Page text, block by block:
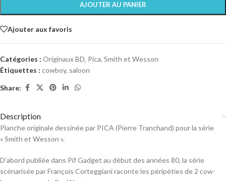
AJOUTER AU PANIER
Ajouter aux favoris
Catégories : Originaux BD, Pica, Smith et Wesson
Étiquettes : cowboy, saloon
Share:
Description
Planche originale dessinée par PICA (Pierre Tranchand) pour la série
« Smith et Wesson ».
D’abord publiée dans Pif Gadget au début des années 80, la série
scénarisée par François Corteggiani raconte les péripéties de 2 cow-